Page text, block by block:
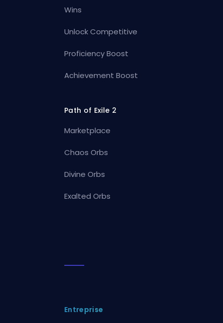
Wins
Unlock Competitive
Proficiency Boost
Achievement Boost
Path of Exile 2
Marketplace
Chaos Orbs
Divine Orbs
Exalted Orbs
Entreprise